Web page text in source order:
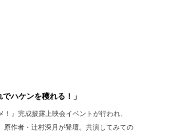
ハケンを穫れる！」
』完成披露上映会イベントが行われ、
作者・辻村深月が登壇。共演してみての